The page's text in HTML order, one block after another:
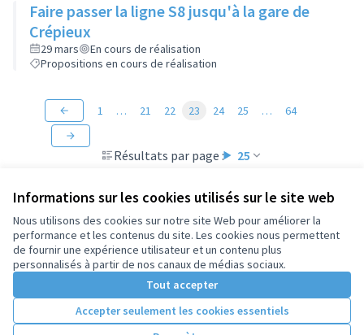
Informations sur les cookies utilisés sur le site web
Nous utilisons des cookies sur notre site Web pour améliorer la
performance et les contenus du site. Les cookies nous permettent
de fournir une expérience utilisateur et un contenu plus
personnalisés à partir de nos canaux de médias sociaux.
Tout accepter
Accepter seulement les cookies essentiels
Faire passer la ligne S8 jusqu'à la gare de
Crépieux
29 mars
En cours de réalisation
Propositions en cours de réalisation
Résultats par page : 25
1 … 21 22 23 24 25 … 64
Conditions d'utilisation
Paramètres des cookies
(Lien externe) Licence
(Lien